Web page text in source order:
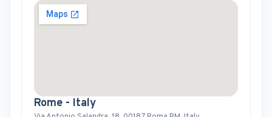
Rome - Italy